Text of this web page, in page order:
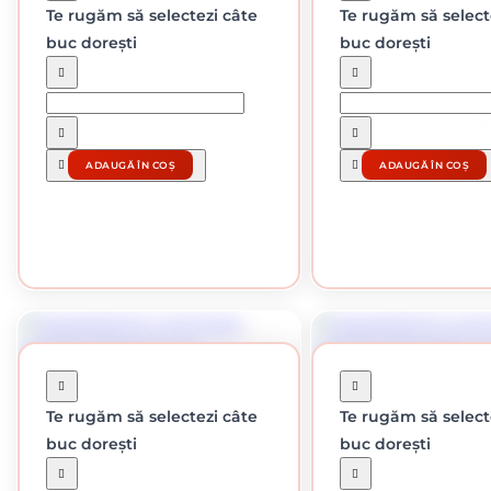
În stoc
-5%
2.5 L
HAMMERITE LOVITURA CIOCAN
ALBASTRU INCHIS 2.5L
169.56 lei / buc
CUMPĂRĂ
Te rugăm să selectezi câte
buc dorești
ADAUGĂ ÎN COȘ
În stoc
-10%
0.75 L
HAMMERITE LOVITURA
49.65 lei /
CUMPĂRĂ
Te rugăm să
buc dorești
ADAUGĂ ÎN COȘ
Te rugăm să selectezi câte
buc dorești
Te rugăm să
buc dorești